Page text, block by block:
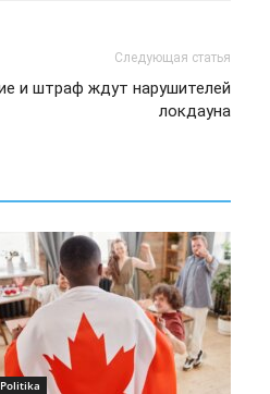
Следующая статья
и штраф ждут нарушителей
локдауна
Politika